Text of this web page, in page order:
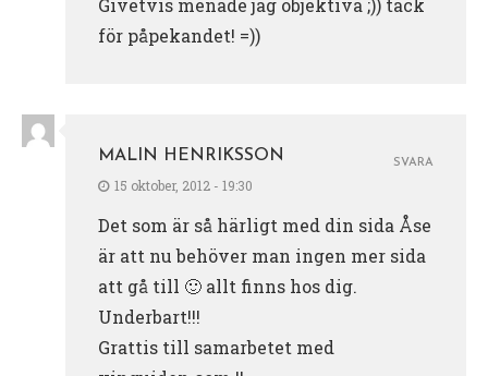
för påpekandet! =))
MALIN HENRIKSSON
15 oktober, 2012 - 19:30
Det som är så härligt med din sida Åse
är att nu behöver man ingen mer sida
att gå till 🙂 allt finns hos dig.
Underbart!!!
Grattis till samarbetet med
SVARA